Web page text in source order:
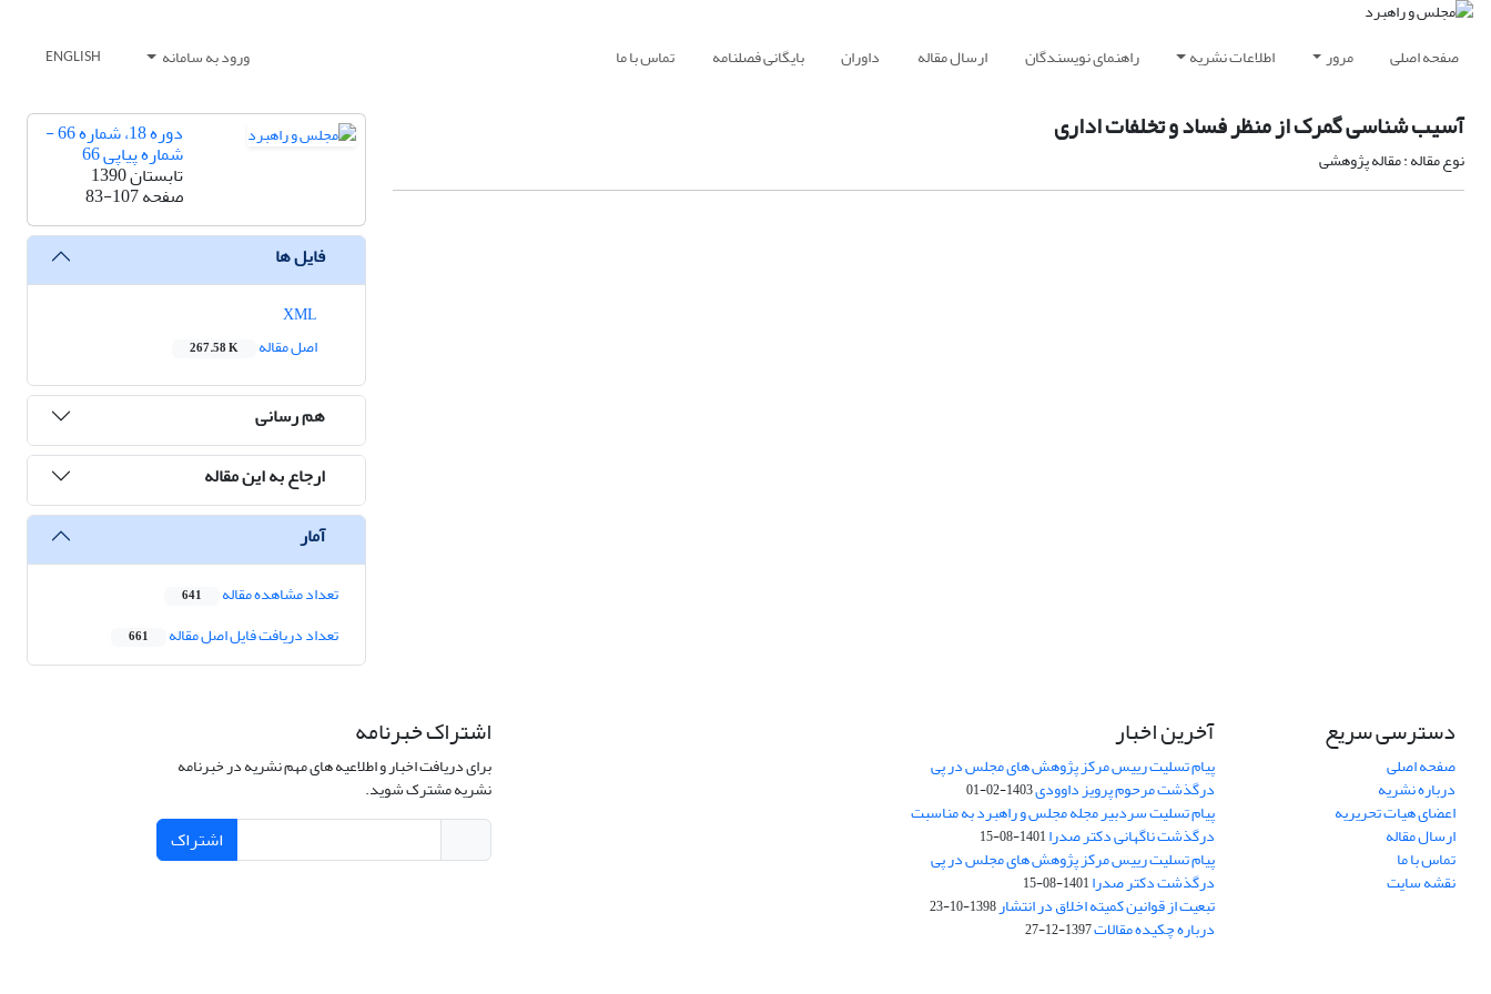
صفحه اصلی مرور اطلاعات نشریه راهنمای نویسندگان ارسال مقاله داوران بایگانی فصلنامه تماس با ما ورود به سامانه ENGLISH
آسیب شناسی گمرک از منظر فساد و تخلفات اداری
نوع مقاله : مقاله پژوهشی
دوره 18، شماره 66 -
شماره پیاپی 66
تابستان 1390
صفحه83-107
فایل ها
اصل مقاله
267.58 K
هم رسانی
ارجاع به این مقاله
آمار
تعداد مشاهده مقاله 641
تعداد دریافت فایل اصل مقاله 661
دسترسی سریع
صفحه اصلی
درباره نشریه
اعضای هیات تحریریه
ارسال مقاله
تماس با ما
نقشه سایت
آخرین اخبار
پیام تسلیت رییس مرکز پژوهش های مجلس در پی
درگذشت مرحوم پرویز داوودی1403-02-01
پیام تسلیت سردبیر مجله مجلس و راهبرد به مناسبت
درگذشت ناگهانی دکتر صدرا1401-08-15
پیام تسلیت رییس مرکز پژوهش های مجلس در پی
درگذشت دکتر صدرا1401-08-15
تبعیت از قوانین کمیته اخلاق در انتشار1398-10-23
درباره چکیده مقالات1397-12-27
اشتراک خبرنامه
برای دریافت اخبار و اطلاعیه های مهم نشریه در خبرنامه
نشریه مشترک شوید.
اشتراک